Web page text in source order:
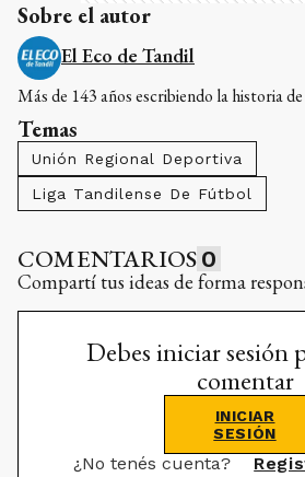
Sobre el autor
El Eco de Tandil
Más de 143 años escribiendo la historia
Temas
Unión Regional Deportiva
Liga Tandilense De Fútbol
COMENTARIOS 0
Compartí tus ideas de forma
Debes iniciar sesión
comentar
INICIAR
SESIÓN
¿No tenés cuenta?